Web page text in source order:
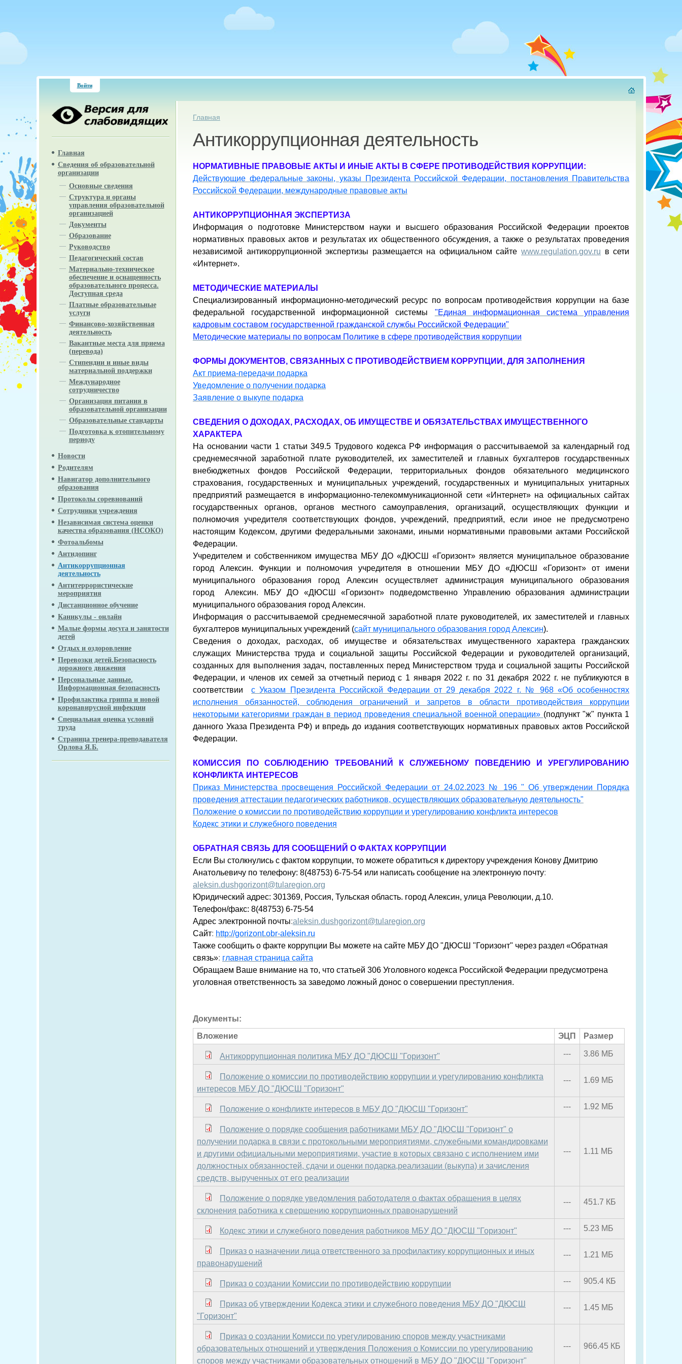
Войти
Главная
Сведения об образовательной
организации
Основные сведения
Структура и органы
управления образовательной
организацией
Документы
Образование
Руководство
Педагогический состав
Материально-техническое
обеспечение и оснащенность
образовательного процесса.
Доступная среда
Платные образовательные
услуги
Финансово-хозяйственная
деятельность
Вакантные места для приема
(перевода)
Стипендии и иные виды
материальной поддержки
Международное
сотрудничество
Организация питания в
образовательной организации
Образовательные стандарты
Подготовка к отопительному
периоду
Новости
Родителям
Навигатор дополнительного
образования
Протоколы соревнований
Сотрудники учреждения
Независимая система оценки
качества образования (НСОКО)
Фотоальбомы
Антидопинг
Антикоррупционная
деятельность
Антитеррористические
мероприятия
Дистанционное обучение
Каникулы - онлайн
Малые формы досуга и занятости
детей
Отдых и оздоровление
Перевозки детей.Безопасность
дорожного движения
Персональные данные.
Информационная безопасность
Профилактика гриппа и новой
коронавирусной инфекции
Специальная оценка условий
труда
Страница тренера-преподавателя
Орлова Я.Б.
Вы здесь
Главная
Антикоррупционная деятельность
НОРМАТИВНЫЕ ПРАВОВЫЕ АКТЫ И ИНЫЕ АКТЫ В СФЕРЕ ПРОТИВОДЕЙСТВИЯ КОРРУПЦИИ:
Действующие федеральные законы, указы Президента Российской Федерации, постановления Правительства
Российской Федерации, международные правовые акты
АНТИКОРРУПЦИОННАЯ ЭКСПЕРТИЗА
Информация о подготовке Министерством науки и высшего образования Российской Федерации проектов
нормативных правовых актов и результатах их общественного обсуждения, а также о результатах проведения
независимой антикоррупционной экспертизы размещается на официальном сайте www.regulation.gov.ru в сети
«Интернет».
МЕТОДИЧЕСКИЕ МАТЕРИАЛЫ
Специализированный информационно-методический ресурс по вопросам противодействия коррупции на базе
федеральной государственной информационной системы "Единая информационная система управления
кадровым составом государственной гражданской службы Российской Федерации"
Методические материалы по вопросам Политике в сфере противодействия коррупции
ФОРМЫ ДОКУМЕНТОВ, СВЯЗАННЫХ С ПРОТИВОДЕЙСТВИЕМ КОРРУПЦИИ, ДЛЯ ЗАПОЛНЕНИЯ
Акт приема-передачи подарка
Уведомление о получении подарка
Заявление о выкупе подарка
СВЕДЕНИЯ О ДОХОДАХ, РАСХОДАХ, ОБ ИМУЩЕСТВЕ И ОБЯЗАТЕЛЬСТВАХ ИМУЩЕСТВЕННОГО
ХАРАКТЕРА
На основании части 1 статьи 349.5 Трудового кодекса РФ информация о рассчитываемой за календарный год
среднемесячной заработной плате руководителей, их заместителей и главных бухгалтеров государственных
внебюджетных фондов Российской Федерации, территориальных фондов обязательного медицинского
страхования, государственных и муниципальных учреждений, государственных и муниципальных унитарных
предприятий размещается в информационно-телекоммуникационной сети «Интернет» на официальных сайтах
государственных органов, органов местного самоуправления, организаций, осуществляющих функции и
полномочия учредителя соответствующих фондов, учреждений, предприятий, если иное не предусмотрено
настоящим Кодексом, другими федеральными законами, иными нормативными правовыми актами Российской
Федерации.
Учредителем и собственником имущества МБУ ДО «ДЮСШ «Горизонт» является муниципальное образование
город Алексин. Функции и полномочия учредителя в отношении МБУ ДО «ДЮСШ «Горизонт» от имени
муниципального образования город Алексин осуществляет администрация муниципального образования
город Алексин. МБУ ДО «ДЮСШ «Горизонт» подведомственно Управлению образования администрации
муниципального образования город Алексин.
Информация о рассчитываемой среднемесячной заработной плате руководителей, их заместителей и главных
бухгалтеров муниципальных учреждений (сайт муниципального образования город Алексин).
Сведения о доходах, расходах, об имуществе и обязательствах имущественного характера гражданских
служащих Министерства труда и социальной защиты Российской Федерации и руководителей организаций,
созданных для выполнения задач, поставленных перед Министерством труда и социальной защиты Российской
Федерации, и членов их семей за отчетный период с 1 января 2022 г. по 31 декабря 2022 г. не публикуются в
соответствиис Указом Президента Российской Федерации от 29 декабря 2022 г. № 968 «Об особенностях
исполнения обязанностей, соблюдения ограничений и запретов в области противодействия коррупции
некоторыми категориями граждан в период проведения специальной военной операции» (подпункт "ж" пункта 1
данного Указа Президента РФ) и впредь до издания соответствующих нормативных правовых актов Российской
Федерации.
КОМИССИЯ ПО СОБЛЮДЕНИЮ ТРЕБОВАНИЙ К СЛУЖЕБНОМУ ПОВЕДЕНИЮ И УРЕГУЛИРОВАНИЮ
КОНФЛИКТА ИНТЕРЕСОВ
Приказ Министерства просвещения Российской Федерации от 24.02.2023 № 196 " Об утверждении Порядка
проведения аттестации педагогических работников, осуществляющих образовательную деятельность"
Положение о комиссии по противодействию коррупции и урегулированию конфликта интересов
Кодекс этики и служебного поведения
ОБРАТНАЯ СВЯЗЬ ДЛЯ СООБЩЕНИЙ О ФАКТАХ КОРРУПЦИИ
Если Вы столкнулись с фактом коррупции, то можете обратиться к директору учреждения Конову Дмитрию
Анатольевичу по телефону: 8(48753) 6-75-54 или написать сообщение на электронную почту:
aleksin.dushgorizont@tularegion.org
Юридический адрес: 301369, Россия, Тульская область. город Алексин, улица Революции, д.10.
Телефон/факс: 8(48753) 6-75-54
Адрес электронной почты:aleksin.dushgorizont@tularegion.org
Сайт: http://gorizont.obr-aleksin.ru
Также сообщить о факте коррупции Вы можете на сайте МБУ ДО "ДЮСШ "Горизонт" через раздел «Обратная
связь»: главная страница сайта
Обращаем Ваше внимание на то, что статьей 306 Уголовного кодекса Российской Федерации предусмотрена
уголовная ответственность за заведомо ложный донос о совершении преступления.
Документы:
Вложение
ЭЦП Размер
Антикоррупционная политика МБУ ДО "ДЮСШ "Горизонт" --- 3.86 МБ
Положение о комиссии по противодействию коррупции и урегулированию конфликта
интересов МБУ ДО "ДЮСШ "Горизонт"
--- 1.69 МБ
Положение о конфликте интересов в МБУ ДО "ДЮСШ "Горизонт" --- 1.92 МБ
Положение о порядке сообщения работниками МБУ ДО "ДЮСШ "Горизонт" о
получении подарка в связи с протокольными мероприятиями, служебными командировками
и другими официальными мероприятиями, участие в которых связано с исполнением ими
должностных обязанностей, сдачи и оценки подарка,реализации (выкупа) и зачисления
средств, вырученных от его реализации
--- 1.11 МБ
Положение о порядке уведомления работодателя о фактах обращения в целях
склонения работника к свершению коррупционных правонарушений
--- 451.7 КБ
Кодекс этики и служебного поведения работников МБУ ДО "ДЮСШ "Горизонт" --- 5.23 МБ
Приказ о назначении лица ответственного за профилактику коррупционных и иных
правонарушений
--- 1.21 МБ
Приказ о создании Комиссии по противодействию коррупции --- 905.4 КБ
Приказ об утверждении Кодекса этики и служебного поведения МБУ ДО "ДЮСШ
"Горизонт"
--- 1.45 МБ
Приказ о создании Комисси по урегулированию споров между участниками
образовательных отношений и утверждения Положения о Комиссии по урегулированию
споров между участниками образовательных отношений в МБУ ДО "ДЮСШ "Горизонт"
--- 966.45 КБ